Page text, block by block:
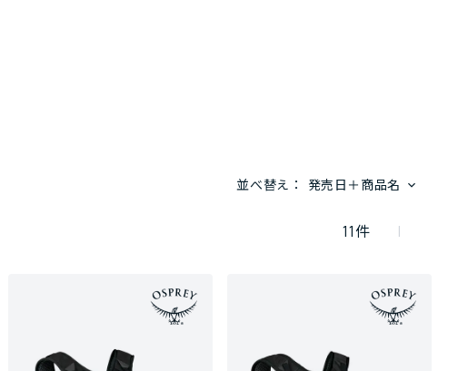
並べ替え： 発売日＋商品名
11件